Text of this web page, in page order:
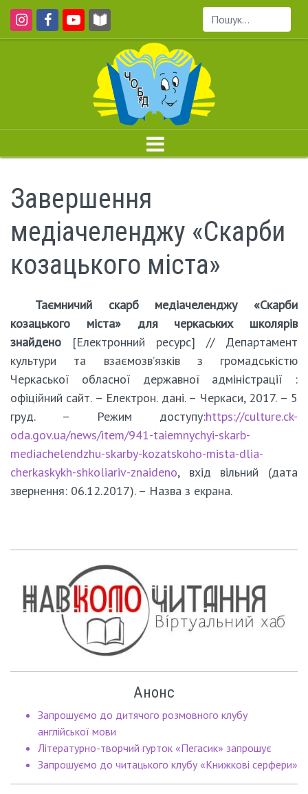
Пошук...
Завершення
медіачеленджу «Скарби
козацького міста»
Таємничий скарб медіачеленджу «Скарби
козацького міста» для черкаських школярів
знайдено [Електронний ресурс] // Департамент
культури та взаємозв’язків з громадськістю
Черкаської обласної державної адміністрації :
офіційний сайт. – Електрон. дані. – Черкаси, 2017. – 5
груд. – Режим доступу:https://culture.ck-
oda.gov.ua/news/item/941-taiemnychyi-skarb-
mediachelendzhu-skarby-kozatskoho-mista-dlia-
cherkaskykh-shkoliariv-znaideno, вхід вільний (дата
звернення: 06.12.2017). – Назва з екрана.
Анонс
Запрошуємо до дитячого розмовного клубу
англійської мови
Літературно-творчий гурток «Пегасик» запрошує
Запрошуємо до читацького клубу «Книжкові серфери»